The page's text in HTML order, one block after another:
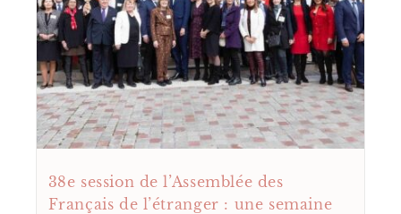
38e session de l’Assemblée des
Français de l’étranger : une semaine